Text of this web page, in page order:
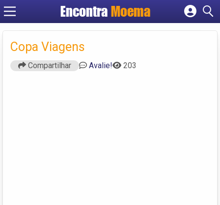
Encontra Moema
Copa Viagens
Compartilhar Avalie! 203